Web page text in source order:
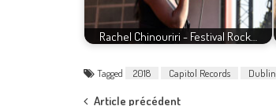
Rachel Chinouriri - Festival Rock…
Tagged 2018 Capitol Records Dublin
Article précédent